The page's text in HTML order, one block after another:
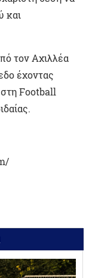
και
τον Αχιλλέα
έχοντας
Football